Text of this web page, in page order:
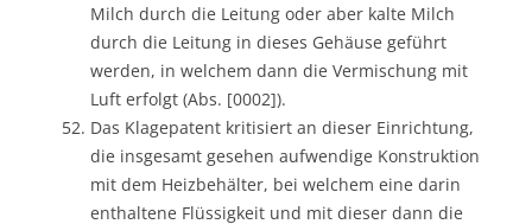
Milch durch die Leitung oder aber kalte Milch
durch die Leitung in dieses Gehäuse geführt
werden, in welchem dann die Vermischung mit
Luft erfolgt (Abs. [0002]).
Das Klagepatent kritisiert an dieser Einrichtung,
die insgesamt gesehen aufwendige Konstruktion
mit dem Heizbehälter, bei welchem eine darin
enthaltene Flüssigkeit und mit dieser dann die